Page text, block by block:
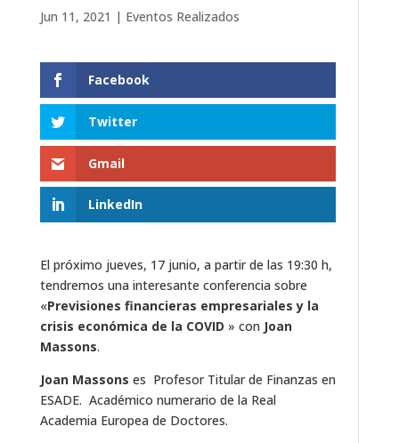
Jun 11, 2021 | Eventos Realizados
Facebook
Twitter
Gmail
LinkedIn
El próximo jueves, 17 junio, a partir de las 19:30 h,
tendremos una interesante conferencia sobre
«Previsiones financieras empresariales y la
crisis económica de la COVID » con Joan
Massons.
Joan Massons es Profesor Titular de Finanzas en
ESADE. Académico numerario de la Real
Academia Europea de Doctores.